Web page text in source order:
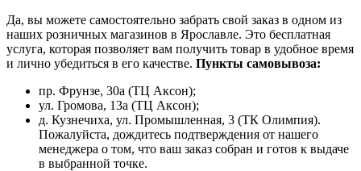
Да, вы можете самостоятельно забрать свой заказ в одном из
наших розничных магазинов в Ярославле. Это бесплатная
услуга, которая позволяет вам получить товар в удобное время
и лично убедиться в его качестве. Пункты самовывоза:
пр. Фрунзе, 30а (ТЦ Аксон);
ул. Громова, 13а (ТЦ Аксон);
д. Кузнечиха, ул. Промышленная, 3 (ТК Олимпия).
Пожалуйста, дождитесь подтверждения от нашего
менеджера о том, что ваш заказ собран и готов к выдаче
в выбранной точке.